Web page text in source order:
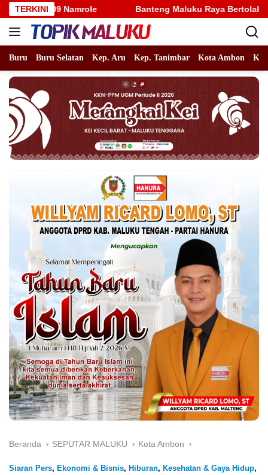
Langsung
ke
konten
TERKINI Banteng Maluku Raya Bertolak ke Putaran
Buru Buru Selatan Kep. Aru Kep. Tanimbar Kota Ambon
Beranda SEPUTAR MALUKU Kota Ambon
Siaran Pers, Ekonomi & Bisnis, Hiburan, Kesehatan & Gaya Hidup,